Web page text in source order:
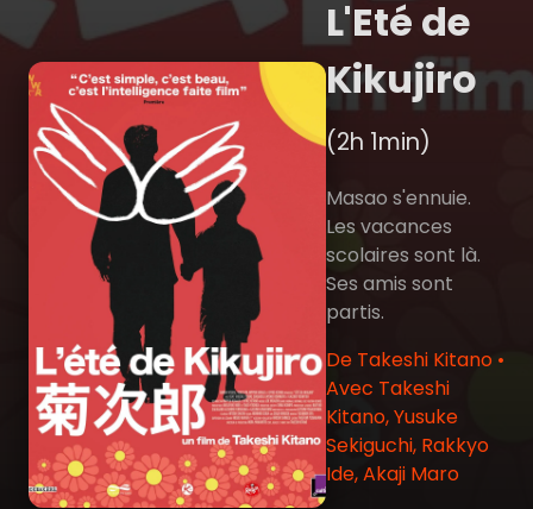
L'Eté de
Kikujiro
(2h 1min)
Masao s'ennuie.
Les vacances
scolaires sont là.
Ses amis sont
partis.
De Takeshi Kitano •
Avec Takeshi
Kitano, Yusuke
Sekiguchi, Rakkyo
Ide, Akaji Maro